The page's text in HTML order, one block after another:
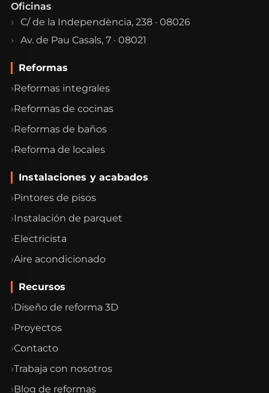
Oficinas
C/ de la Independència, 238 · 08026
Av. de Pau Casals, 7 · 08021
Reformas
Reformas integrales
Reformas de cocinas
Reformas de baños
Reforma de locales
Instalaciones y acabados
Pintores de pisos
Instalación de parquet
Electricista
Aire acondicionado
Recursos
Diseño de reforma 3D
Proyectos
Contacto
Trabaja con nosotros
Blog de reformas